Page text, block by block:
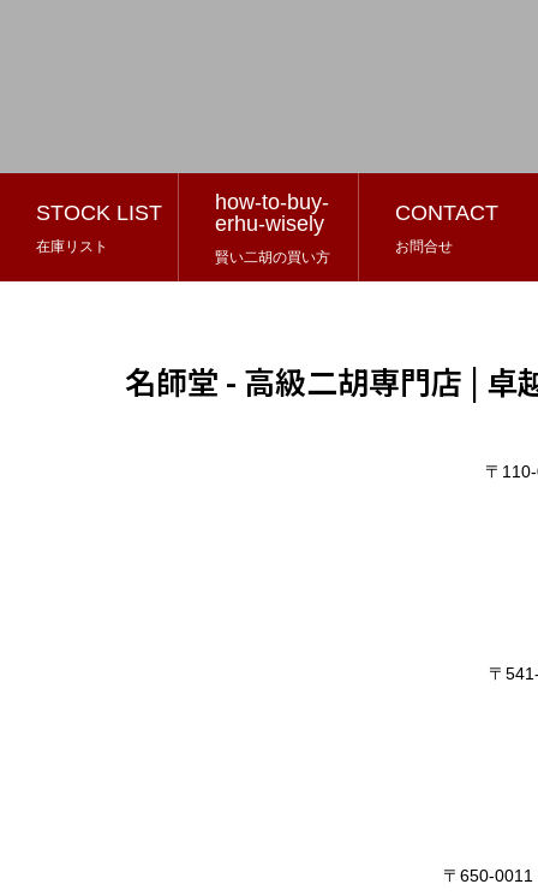
STOCK LIST
在庫リスト
how-to-buy-
erhu-wisely
賢い二胡の買い方
CONTACT
お問合せ
名師堂 - 高級二胡専門店 | 卓
〒
〒
〒650-